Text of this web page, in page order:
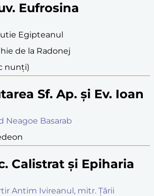
Eufrosina
Egipteanul
de la Radonej
nunți)
Sf. Ap. și Ev. Ioan
Neagoe Basarab
Calistrat și Epiharia
Antim Ivireanul, mitr. Țării